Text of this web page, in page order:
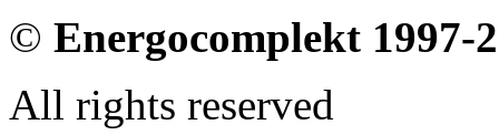
© Energocomplekt 1997-
All rights reserved